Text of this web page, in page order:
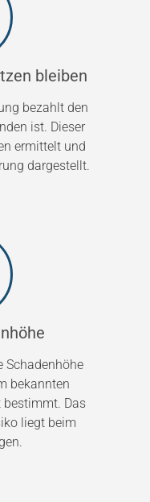
bleiben
bezahlt den
ist. Dieser
ermittelt und
dargestellt.
Schadenhöhe
bekannten
bestimmt. Das
liegt beim